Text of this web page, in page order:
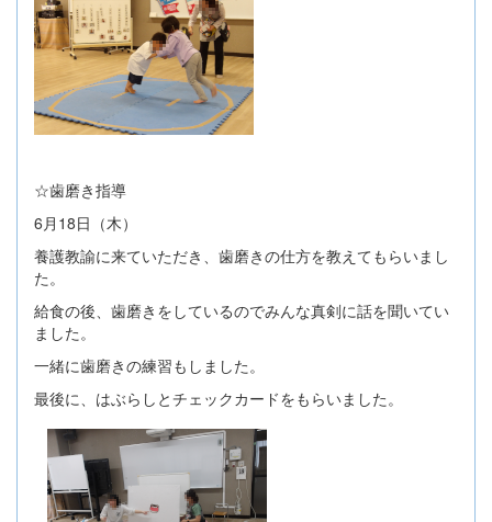
☆歯磨き指導
6月18日（木）
養護教諭に来ていただき、歯磨きの仕方を教えてもらいまし
た。
給食の後、歯磨きをしているのでみんな真剣に話を聞いてい
ました。
一緒に歯磨きの練習もしました。
最後に、はぶらしとチェックカードをもらいました。